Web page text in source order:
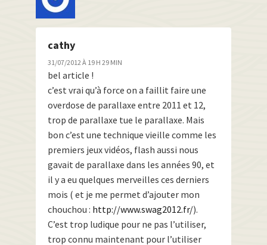
cathy
31/07/2012 À 19 H 29 MIN
bel article !
c’est vrai qu’à force on a faillit faire une
overdose de parallaxe entre 2011 et 12,
trop de parallaxe tue le parallaxe. Mais
bon c’est une technique vieille comme les
premiers jeux vidéos, flash aussi nous
gavait de parallaxe dans les années 90, et
il y a eu quelques merveilles ces derniers
mois ( et je me permet d’ajouter mon
chouchou : http://www.swag2012.fr/).
C’est trop ludique pour ne pas l’utiliser,
trop connu maintenant pour l’utiliser